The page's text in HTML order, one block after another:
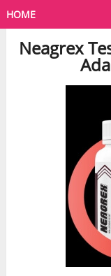
HOME
Neagrex